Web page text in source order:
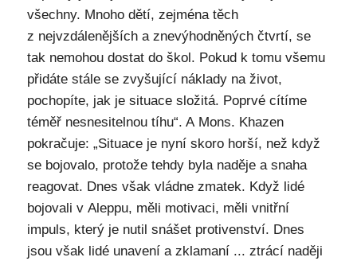
všechny. Mnoho dětí, zejména těch
z nejvzdálenějších a znevýhodněných čtvrtí, se
tak nemohou dostat do škol. Pokud k tomu všemu
přidáte stále se zvyšující náklady na život,
pochopíte, jak je situace složitá. Poprvé cítíme
téměř nesnesitelnou tíhu“. A Mons. Khazen
pokračuje: „Situace je nyní skoro horší, než když
se bojovalo, protože tehdy byla naděje a snaha
reagovat. Dnes však vládne zmatek. Když lidé
bojovali v Aleppu, měli motivaci, měli vnitřní
impuls, který je nutil snášet protivenství. Dnes
jsou však lidé unavení a zklamaní ... ztrácí naději